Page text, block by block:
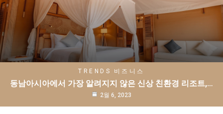
TRENDS 비즈니스
동남아시아에서 가장 알려지지 않은 신상 친환경 리조트,…
2월 6, 2023